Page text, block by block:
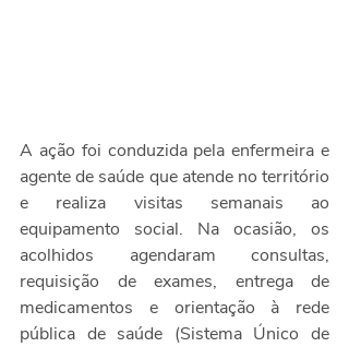
A ação foi conduzida pela enfermeira e
agente de saúde que atende no território
e realiza visitas semanais ao
equipamento social. Na ocasião, os
acolhidos agendaram consultas,
requisição de exames, entrega de
medicamentos e orientação à rede
pública de saúde (Sistema Único de